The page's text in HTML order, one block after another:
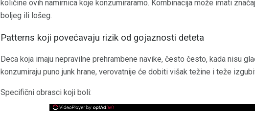
količine ovih namirnica koje konzumiraramo. Kombinacija može imati
boljeg ili lošeg.
Patterns koji povećavaju rizik od gojaznosti deteta
Deca koja imaju nepravilne prehrambene navike, često često, kada nisu
konzumiraju puno junk hrane, verovatnije će dobiti višak težine i teže
Specifični obrasci koji boli: